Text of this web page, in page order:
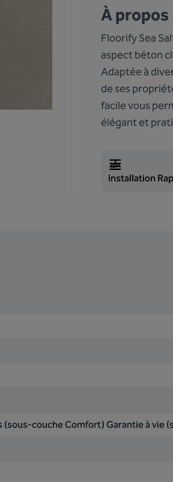
À propos
Floorify Sea
aspect béton
Adaptée à
de ses
facile vous
élégant et
Installation
(sous-couche Comfort) Garantie à vie